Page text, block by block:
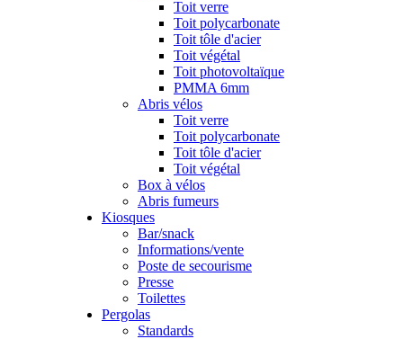
Toit verre
Toit polycarbonate
Toit tôle d'acier
Toit végétal
Toit photovoltaïque
PMMA 6mm
Abris vélos
Toit verre
Toit polycarbonate
Toit tôle d'acier
Toit végétal
Box à vélos
Abris fumeurs
Kiosques
Bar/snack
Informations/vente
Poste de secourisme
Presse
Toilettes
Pergolas
Standards